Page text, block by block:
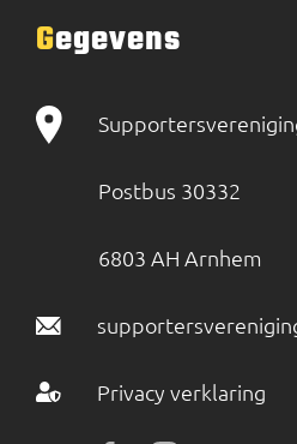
Gegevens
Postbus 30332
6803 AH Arnhem
Privacy verklaring